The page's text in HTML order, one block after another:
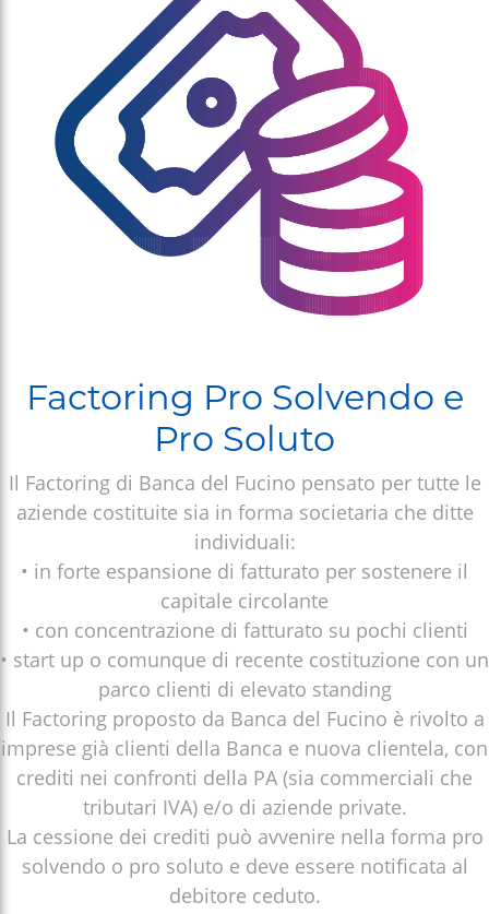
SCOPRI
Factoring Pro Solvendo e
Pro Soluto
Il Factoring di Banca del Fucino pensato per tutte le
aziende costituite sia in forma societaria che ditte
individuali:
• in forte espansione di fatturato per sostenere il
capitale circolante
• con concentrazione di fatturato su pochi clienti
• start up o comunque di recente costituzione con un
parco clienti di elevato standing
Il Factoring proposto da Banca del Fucino è rivolto a
imprese già clienti della Banca e nuova clientela, con
crediti nei confronti della PA (sia commerciali che
tributari IVA) e/o di aziende private.
La cessione dei crediti può avvenire nella forma pro
solvendo o pro soluto e deve essere notificata al
debitore ceduto.